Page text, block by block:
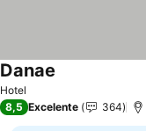
Hotel
Danae
8,5 Excelente 364